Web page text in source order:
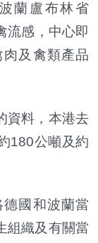
蘭盧布林省
流感，中心即
及禽類產品
資料，本港去
180公噸及約
國和波蘭當
組織及有關當